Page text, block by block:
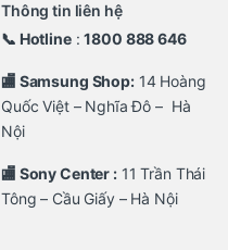
Thông tin liên hệ
📞 Hotline:1800 888 646
🏬 Samsung Shop:14 Hoàng
Quốc Việt – Nghĩa Đô – Hà
Nội
🏬 Sony Center :11 Trần Thái
Tông – Cầu Giấy – Hà Nội